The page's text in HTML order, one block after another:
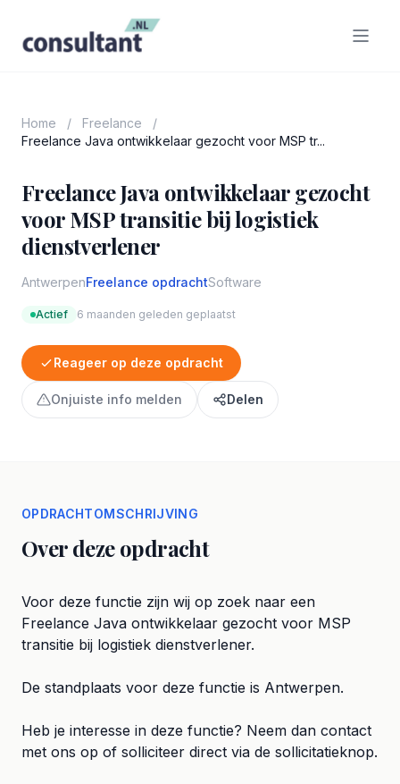
Home / Freelance
/
Freelance Java ontwikkelaar gezocht voor MSP tr...
Freelance Java ontwikkelaar gezocht
voor MSP transitie bij logistiek
dienstverlener
AntwerpenFreelance opdrachtSoftware
Actief 6 maanden geleden geplaatst
Reageer op deze opdracht
Onjuiste info melden Delen
OPDRACHTOMSCHRIJVING
Over deze opdracht
Voor deze functie zijn wij op zoek naar een
Freelance Java ontwikkelaar gezocht voor MSP
transitie bij logistiek dienstverlener.
De standplaats voor deze functie is Antwerpen.
Heb je interesse in deze functie? Neem dan contact
met ons op of solliciteer direct via de sollicitatieknop.